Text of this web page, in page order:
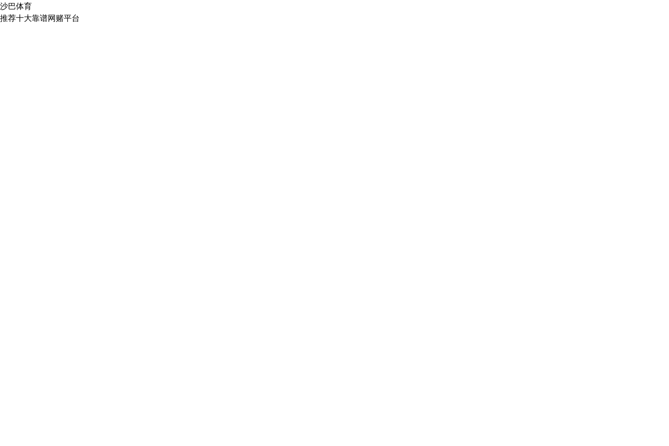
沙巴体育
推荐十大靠谱网赌平台